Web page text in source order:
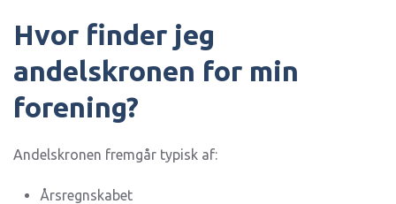
Hvor finder jeg
andelskronen for min
forening?
Andelskronen fremgår typisk af:
Årsregnskabet